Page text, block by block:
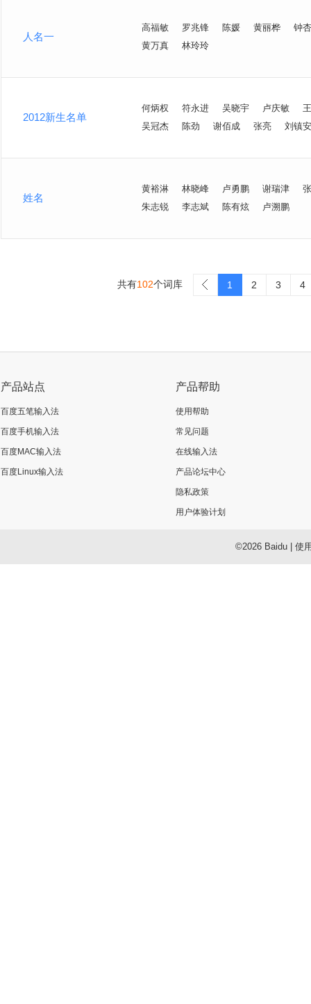
人名一
高福敏 罗兆锋 陈媛 黄丽桦
钟
黄万真
林玲玲
2012新生名单
何炳权 符永进 吴晓宇 卢庆敏
吴冠杰
陈劲 谢佰成 张亮 刘镇安
姓名
黄裕淋 林晓峰 卢勇鹏 谢瑞津
朱志锐
李志斌 陈有炫 卢溯鹏
共有102个词库 1 2 3 4
产品站点
百度五笔输入法
百度手机输入法
百度MAC输入法
百度Linux输入法
产品帮助
使用帮助
常见问题
在线输入法
产品论坛中心
隐私政策
用户体验计划
©2026 Baidu| 使